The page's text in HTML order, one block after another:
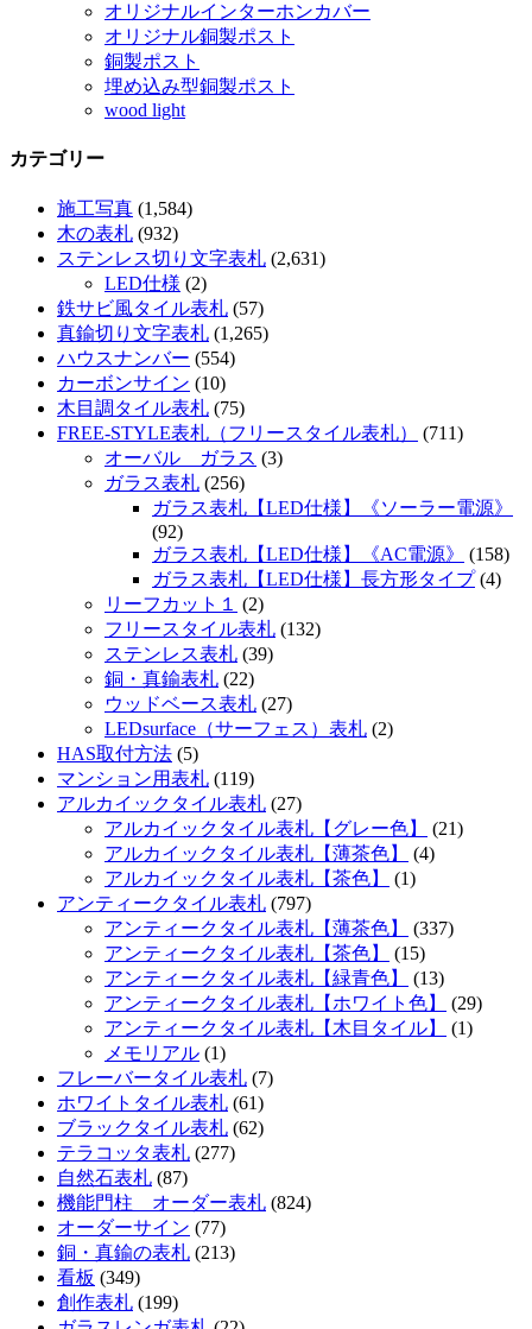
オリジナルインターホンカバー
オリジナル銅製ポスト
銅製ポスト
埋め込み型銅製ポスト
wood light
カテゴリー
施工写真 (1,584)
木の表札 (932)
ステンレス切り文字表札 (2,631)
LED仕様 (2)
鉄サビ風タイル表札 (57)
真鍮切り文字表札 (1,265)
ハウスナンバー (554)
カーボンサイン (10)
木目調タイル表札 (75)
FREE-STYLE表札（フリースタイル表札）
(711)
オーバル ガラス (3)
ガラス表札 (256)
ガラス表札【LED仕様】《ソーラー電源》
(92)
ガラス表札【LED仕様】《AC電源》
(158)
ガラス表札【LED仕様】長方形タイプ(4)
リーフカット１
(2)
フリースタイル表札 (132)
ステンレス表札 (39)
銅・真鍮表札 (22)
ウッドベース表札 (27)
LEDsurface（サーフェス）表札 (2)
HAS取付方法 (5)
マンション用表札 (119)
アルカイックタイル表札 (27)
アルカイックタイル表札【グレー色】
(21)
アルカイックタイル表札【薄茶色】
(4)
アルカイックタイル表札【茶色】
(1)
アンティークタイル表札 (797)
アンティークタイル表札【薄茶色】
(337)
アンティークタイル表札【茶色】
(15)
アンティークタイル表札【緑青色】
(13)
アンティークタイル表札【ホワイト色】
(29)
アンティークタイル表札【木目タイル】
(1)
メモリアル (1)
フレーバータイル表札 (7)
ホワイトタイル表札 (61)
ブラックタイル表札 (62)
テラコッタ表札 (277)
自然石表札 (87)
機能門柱 オーダー表札 (824)
オーダーサイン (77)
銅・真鍮の表札 (213)
看板 (349)
創作表札 (199)